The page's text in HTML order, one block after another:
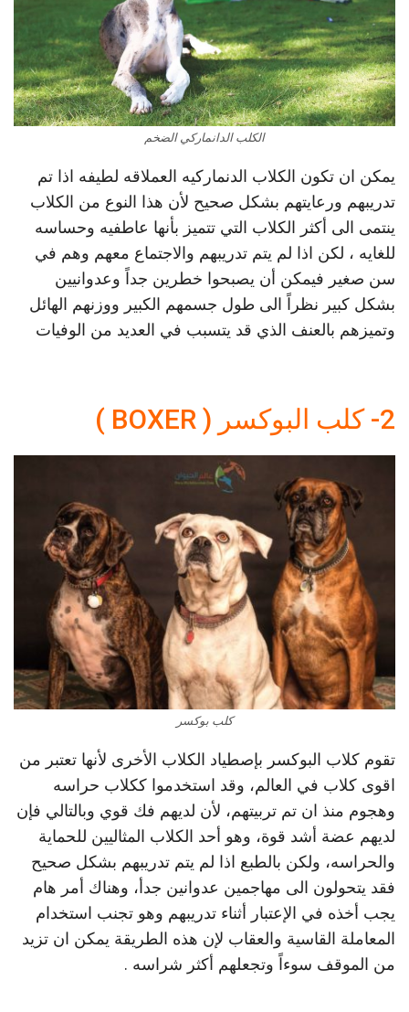
الكلب الدانماركي الضخم
يمكن ان تكون الكلاب الدنماركيه العملاقه لطيفه اذا تم
تدريبهم ورعايتهم بشكل صحيح لأن هذا النوع من الكلاب
ينتمى الى أكثر الكلاب التي تتميز بأنها عاطفيه وحساسه
للغايه ، لكن اذا لم يتم تدريبهم والاجتماع معهم وهم في
سن صغير فيمكن أن يصبحوا خطرين جداً وعدوانيين
بشكل كبير نظراً الى طول جسمهم الكبير ووزنهم الهائل
وتميزهم بالعنف الذي قد يتسبب في العديد من الوفيات
2- كلب البوكسر ( BOXER )
كلب بوكسر
تقوم كلاب البوكسر بإصطياد الكلاب الأخرى لأنها تعتبر من
اقوى كلاب في العالم، وقد استخدموا ككلاب حراسه
وهجوم منذ ان تم تربيتهم، لأن لديهم فك قوي وبالتالي فإن
لديهم عضة أشد قوة، وهو أحد الكلاب المثاليين للحماية
والحراسه، ولكن بالطبع اذا لم يتم تدريبهم بشكل صحيح
فقد يتحولون الى مهاجمين عدوانين جدأ، وهناك أمر هام
يجب أخذه في الإعتبار أثناء تدريبهم وهو تجنب استخدام
المعاملة القاسية والعقاب لإن هذه الطريقة يمكن ان تزيد
من الموقف سوءاً وتجعلهم أكثر شراسه .